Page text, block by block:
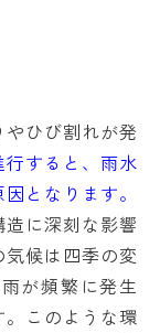
ひび割れが発
すると、雨水
となります。
に深刻な影響
候は四季の変
が頻繁に発生
このような環